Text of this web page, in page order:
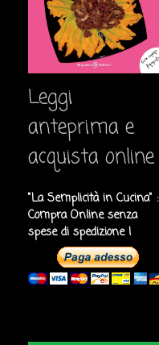
Leggi
anteprima e
acquista online
"La Semplicità in Cucina" :
Compra Online senza
spese di spedizione !